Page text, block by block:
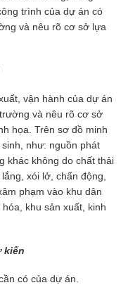
trình của dự án có
và nêu rõ cơ sở lựa
vận hành của dự án
và nêu rõ cơ sở
họa. Trên sơ đồ minh
như: nguồn phát
khác không do chất thải
xói lở, chấn động,
phạm vào khu dân
khu sản xuất, kinh
kiến
có của dự án.